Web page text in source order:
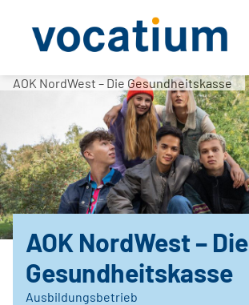
AOK NordWest – Die Gesundheitskasse
AOK NordWest – Die
Gesundheitskasse
Ausbildungsbetrieb